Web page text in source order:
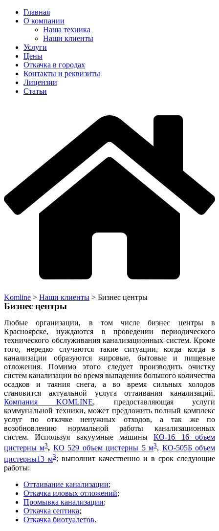
Главная
О компании
Наша техника
Наши клиенты
Услуги
Цены
Откачка в городах
Контакты и реквизиты
Лицензии
Статьи
Komline > Наши клиенты > Бизнес центры
Бизнес центры
Любые организации, в том числе бизнес центры в
Красноярске, нуждаются в проведении периодического
технического обслуживания канализационных систем. Кроме
того, нередко случаются такие ситуации, когда когда в
канализации образуются жировые, бытовые и пищевые
отложения. Помимо этого следует производить очистку
систем канализации во время выпадения большого количества
осадков и таяния снега, а во время сильных холодов
становится актуальной услуга оттаивания канализаций.
Компания KOMLINE, предоставляющая услуги
коммунальной техники, может предложить полный комплекс
услуг по откачке ненужных отходов, а так же по
возобновлению нормальной работы канализационных
систем. Используя вакуумные машиныКО-16 16 объем
цистерны м3, КО 529 объем цистерны 5 м3, КО-505Б объем
цистерны13 м3; выполнит качественно и в срок следующие
работы:
Оттаивание канализации;
Откачка иловых отложений;
Промывка канализации;
Откачка септика;
Откачка биотуалетов.